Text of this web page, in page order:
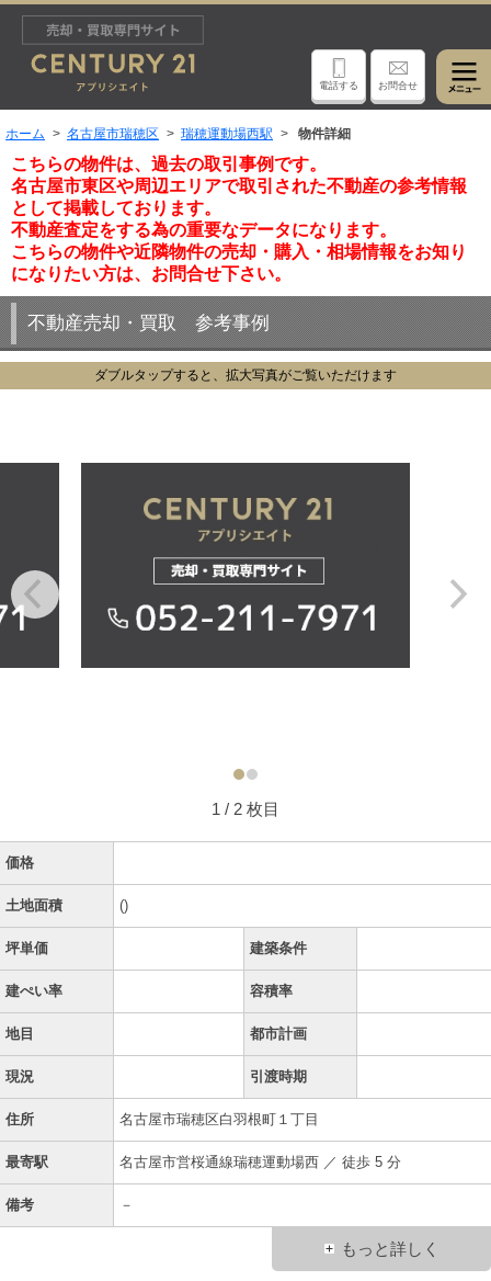
電話する お問合せ
ホーム 名古屋市瑞穂区 瑞穂運動場西駅 物件詳細
こちらの物件は、過去の取引事例です。
名古屋市東区や周辺エリアで取引された不動産の参考情報
として掲載しております。
不動産査定をする為の重要なデータになります。
こちらの物件や近隣物件の売却・購入・相場情報をお知り
になりたい方は、お問合せ下さい。
不動産売却・買取 参考事例
ダブルタップすると、拡大写真がご覧いただけます
1 / 2 枚目
価格
土地面積 ()
坪単価 建築条件
建ぺい率 容積率
地目 都市計画
現況 引渡時期
住所 名古屋市瑞穂区白羽根町１丁目
最寄駅 名古屋市営桜通線瑞穂運動場西 ／ 徒歩 5 分
備考 －
もっと詳しく